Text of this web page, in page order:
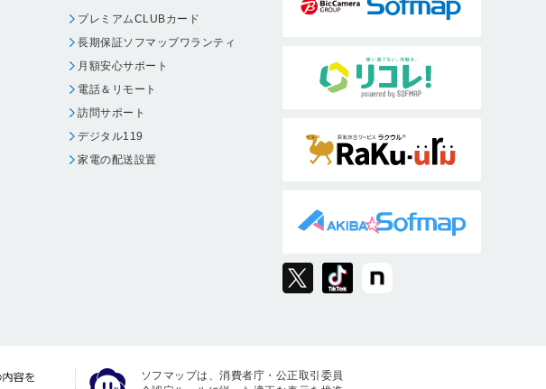
プレミアムCLUBカード
長期保証ソフマップワランティ
月額安心サポート
電話＆リモート
訪問サポート
デジタル119
家電の配送設置
ソフマップは、消費者庁・公正取引委員